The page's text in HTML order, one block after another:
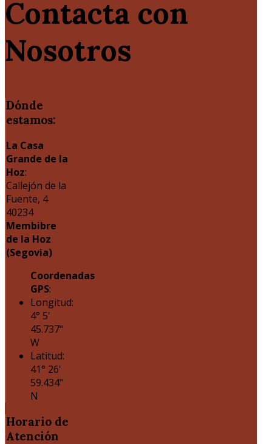
Contacta con
Nosotros
Dónde
estamos:
La Casa
Grande de la
Hoz:
Callejón de la
Fuente, 4
40234
Membibre
de la Hoz
(Segovia)
Coordenadas
GPS:
Longitud:
4° 5'
45.737"
W
Latitud:
41° 26'
59.434"
N
Horario de
Atención